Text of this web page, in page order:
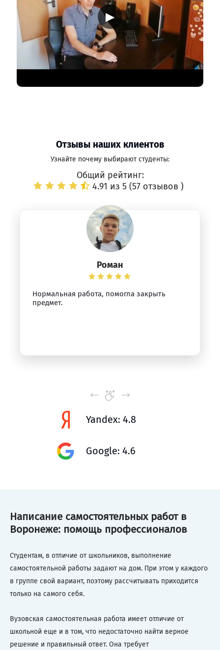
▶
Отзывы наших клиентов
Узнайте почему выбирают студенты:
Общий рейтинг:
4.91 из 5 (57 отзывов )
Роман
Нормальная работа, помогла закрыть
предмет.
Yandex: 4.8
Google: 4.6
Написание самостоятельных работ в
Воронеже: помощь профессионалов
Студентам, в отличие от школьников, выполнение
самостоятельной работы задают на дом. При этом у каждого
в группе свой вариант, поэтому рассчитывать приходится
только на самого себя.
Вузовская самостоятельная работа имеет отличие от
школьной еще и в том, что недостаточно найти верное
решение и правильный ответ. Она требует